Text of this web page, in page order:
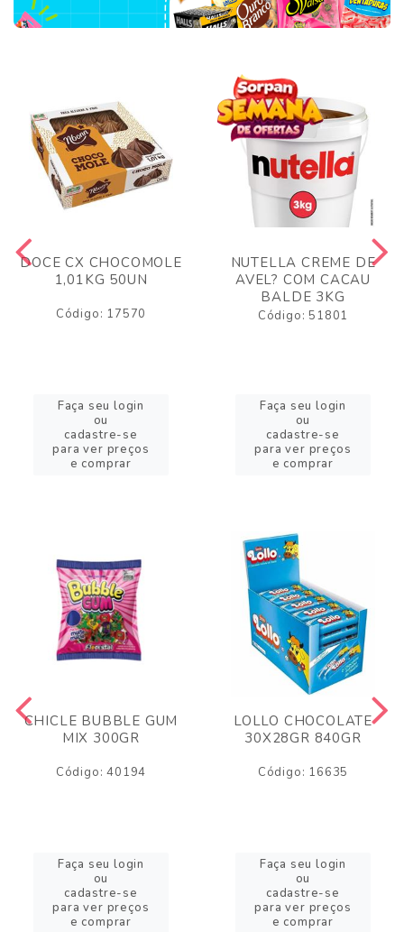
DOCE CX CHOCOMOLE
1,01KG 50UN
Código: 17570
Faça seu login
ou
cadastre-se
para ver preços
e comprar
NUTELLA CREME DE
AVEL? COM CACAU
BALDE 3KG
Código: 51801
Faça seu login
ou
cadastre-se
para ver preços
e comprar
CHICLE BUBBLE GUM
MIX 300GR
Código: 40194
Faça seu login
ou
cadastre-se
para ver preços
e comprar
LOLLO CHOCOLATE
30X28GR 840GR
Código: 16635
Faça seu login
ou
cadastre-se
para ver preços
e comprar